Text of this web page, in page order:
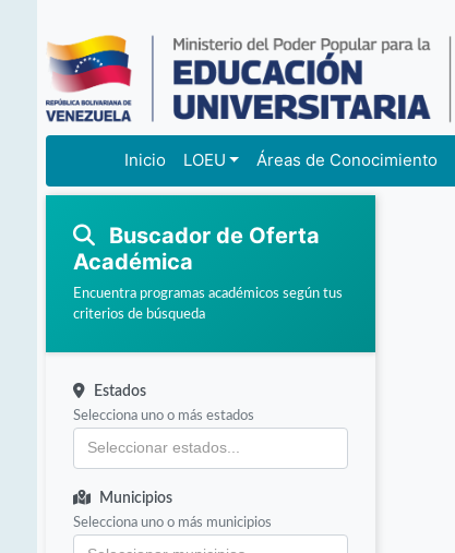
Inicio LOEU Áreas de Conocimiento
Buscador de Oferta
Académica
Encuentra programas académicos según tus
criterios de búsqueda
Estados
Selecciona uno o más estados
Municipios
Selecciona uno o más municipios